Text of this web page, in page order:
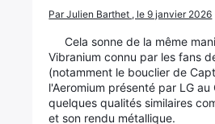
Par Julien Barthet , le 9 janvier 2026
Cela sonne de la même
Vibranium connu par les fans
(notamment le bouclier de
l'Aeromium présenté par LG
quelques qualités similaires
et son rendu métallique.